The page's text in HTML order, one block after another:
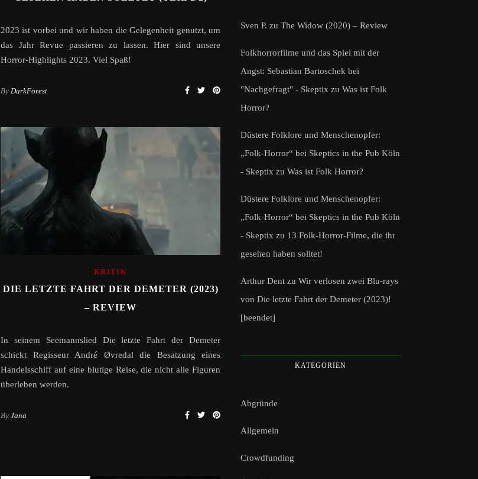
2023 ist vorbei und wir haben die Gelegenheit genutzt, um
das Jahr Revue passieren zu lassen. Hier sind unsere
Horror-Highlights 2023. Viel Spaß!
By DarkForest
KRITIK
DIE LETZTE FAHRT DER DEMETER (2023)
– REVIEW
In seinem Seemannslied Die letzte Fahrt der Demeter
schickt Regisseur André Øvredal die Besatzung eines
Handelsschiff auf eine blutige Reise, die nicht alle Figuren
überleben werden.
By Jana
Sven P. zu The Widow (2020) – Review
Folkhorrorfilme und das Spiel mit der
Angst: Sebastian Bartoschek bei
"Nachgefragt" - Skeptix zu Was ist Folk
Horror?
Düstere Folklore und Menschenopfer:
„Folk-Horror“ bei Skeptics in the Pub Köln
- Skeptix zu Was ist Folk Horror?
Düstere Folklore und Menschenopfer:
„Folk-Horror“ bei Skeptics in the Pub Köln
- Skeptix zu 13 Folk-Horror-Filme, die ihr
gesehen haben solltet!
Arthur Dent zu Wir verlosen zwei Blu-rays
von Die letzte Fahrt der Demeter (2023)!
[beendet]
KATEGORIEN
Abgründe
Allgemein
Crowdfunding